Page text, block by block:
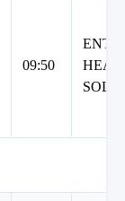
09:50